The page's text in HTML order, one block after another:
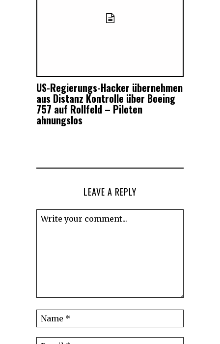
US-Regierungs-Hacker übernehmen
aus Distanz Kontrolle über Boeing
757 auf Rollfeld – Piloten
ahnungslos
LEAVE A REPLY